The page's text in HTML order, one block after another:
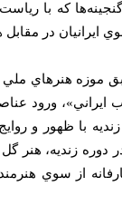
كه با
ايرانيان در
موزه هنرهاي ملي
ايراني»، ورود
با ظهور و
دوره زنديه،
از سوي